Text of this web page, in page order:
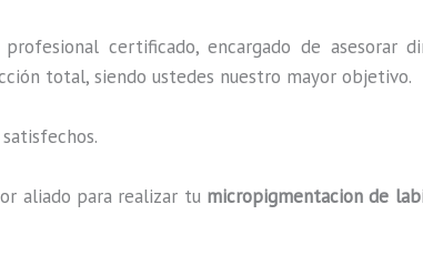
certificado, encargado de asesorar
total, siendo ustedes nuestro mayor objetivo.
aliado para realizar tu micropigmentacion de